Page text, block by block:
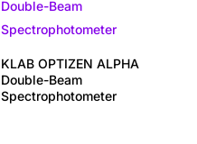
KLAB OPTIZEN ALPHA
Double-Beam
Spectrophotometer